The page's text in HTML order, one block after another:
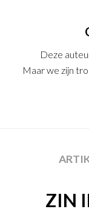
Deze
Maar we zijn
ZIN